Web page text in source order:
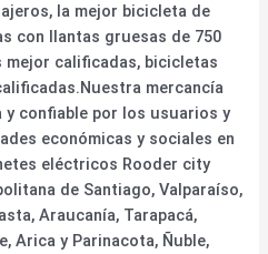
la mejor bicicleta de
con llantas gruesas de 750
calificadas, bicicletas
mercancía
y confiable por los usuarios y
económicas y sociales en
eléctricos Rooder city
de Santiago, Valparaíso,
Araucanía, Tarapacá,
Arica y Parinacota, Ñuble,